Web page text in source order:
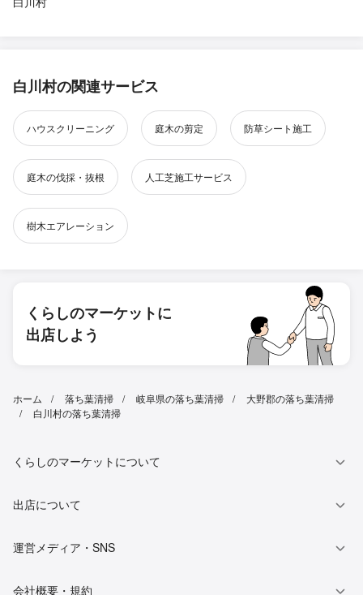
白川村の関連サービス
ハウスクリーニング 庭木の剪定 防草シート施工
庭木の伐採・抜根 人工芝施工サービス
樹木エアレーション
くらしのマーケットに
出店しよう
ホーム 落ち葉清掃 岐阜県の落ち葉清掃
大野郡の落ち葉清掃
白川村の落ち葉清掃
くらしのマーケットについて
出店について
運営メディア・SNS
会社概要・規約